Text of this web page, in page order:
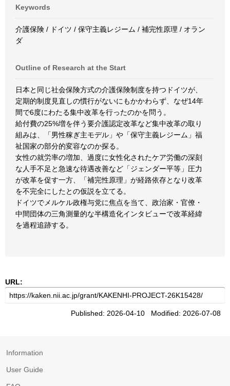
Keywords
介護保険 / ドイツ / 保守主義レジーム / 補完性原理 / オラン
ダ
Outline of Research at the Start
日本と同じ社会保険方式の介護保険制度を持つドイツが、
定期的制度見直しの慣行がないにもかかわらず、なぜ14年
間で6度にわたる集中改革を行ったのかを問う。
給付費の25%増を伴う要介護認定改革など集中改革の取り
組みは、「男性稼ぎ主モデル」や「保守主義レジーム」福
祉国家の部分的変容なのか探る。
女性の就労率の増加、過度に女性化されたケア労働の深刻
な人手不足と急速な待遇改善など「ジェンダー平等」圧力
が改革を促す一方、「補完性原理」が経路依存となり改革
を不完全にしたとの仮説を立てる。
ドイツでメルケル政権与党に焦点を当て、政治家・官僚・
中間団体の三角測量的な半構造化インタビューで改革経緯
を過程追跡する。
URL:
Published: 2026-04-10 Modified: 2026-07-08
Information
User Guide